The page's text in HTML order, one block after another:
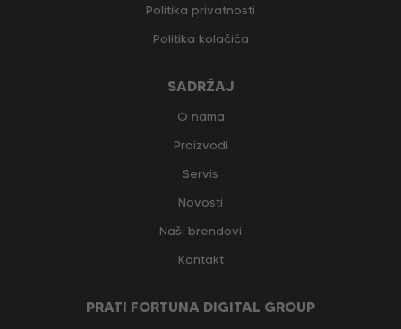
Politika privatnosti
Politika kolačića
SADRŽAJ
O nama
Proizvodi
Servis
Novosti
Naši brendovi
Kontakt
PRATI FORTUNA DIGITAL GROUP